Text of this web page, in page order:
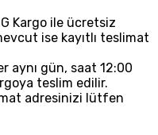
Kargo ile ücretsiz
ise kayıtlı teslimat
aynı gün, saat 12:00
teslim edilir.
adresinizi lütfen